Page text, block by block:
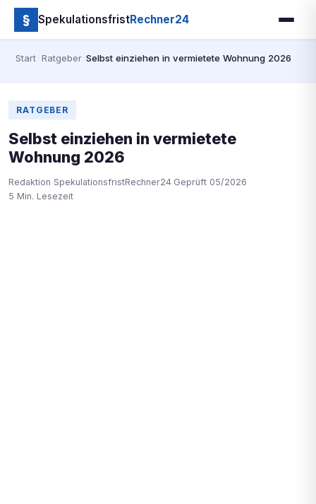
§ SpekulationsfristRechner24
Start Ratgeber ›Selbst einziehen in vermietete Wohnung 2026
RATGEBER
Selbst einziehen in vermietete
Wohnung 2026
Redaktion SpekulationsfristRechner24 Geprüft 05/2026
5 Min. Lesezeit